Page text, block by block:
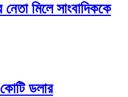
মিলে সাংবাদিককে
ডলার